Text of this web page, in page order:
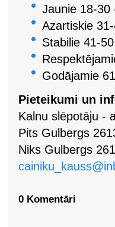
Jaunie 18-30
Azartiskie
Stabilie 41-
Godājamie
Pieteikumi un
Kalnu slēpotāju -
Pits Gulbergs
Niks Gulbergs
0 Komentāri